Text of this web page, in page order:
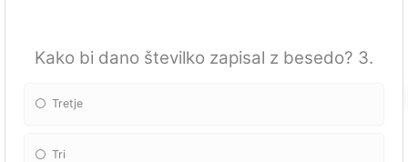
Kako bi dano številko zapisal z besedo? 3.
Tretje
Tri